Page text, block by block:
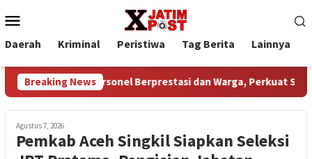
ke
kontenMobile
Daerah Kriminal Peristiwa Tag Berita Lainnya
Breaking News
kepada Personel Berprestasi dan Warga, Perkuat Sinergi
Agustus 7, 2026
Pemkab Aceh Singkil Siapkan Seleksi